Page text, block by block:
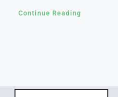
Continue Reading